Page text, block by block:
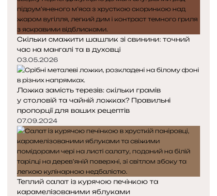
Скільки смажити шашлик зі свинини: точний
час на мангалі та в духовці
03.05.2026
Ложка замість терезів: скільки грамів
у столовій та чайній ложках? Правильні
пропорції для ваших рецептів
07.09.2024
Теплий салат із курячою печінкою та
карамелізованими яблуками